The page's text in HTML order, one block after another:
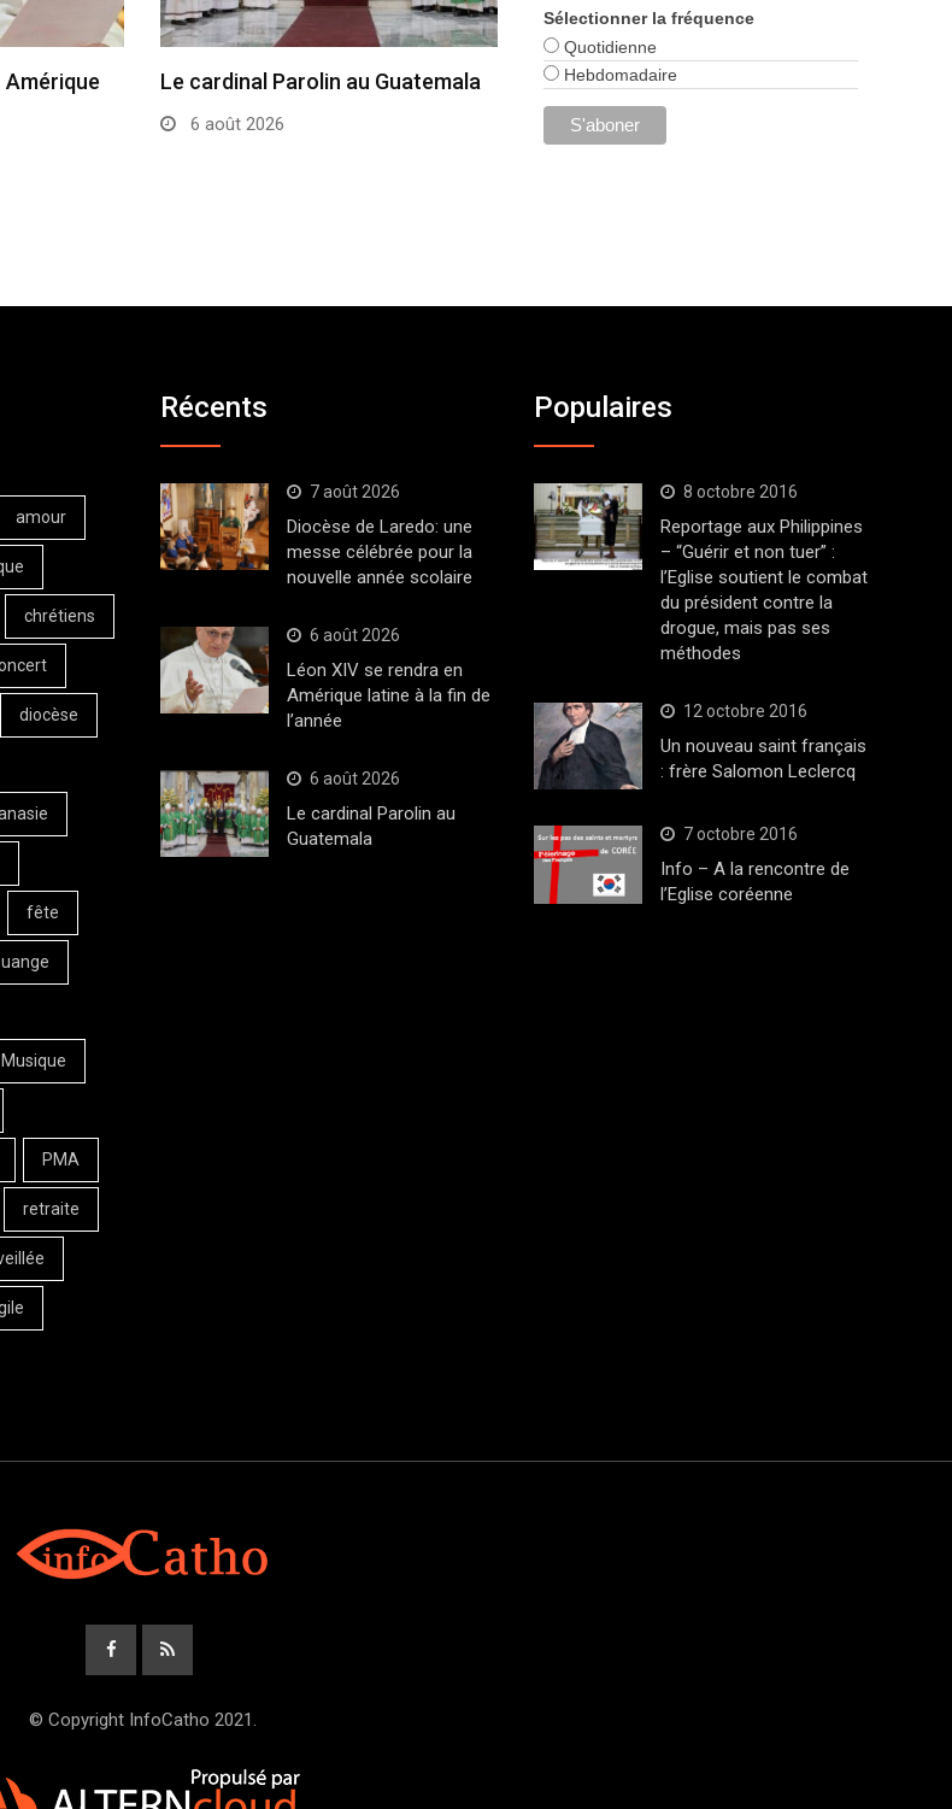
Amérique
Le cardinal Parolin au Guatemala
6 août 2026
Sélectionner la fréquence
Quotidienne
Hebdomadaire
amour
chrétiens
diocèse
fête
Musique
PMA
retraite
Récents
7 août 2026
Diocèse de Laredo: une
messe célébrée pour la
nouvelle année scolaire
6 août 2026
Léon XIV se rendra en
Amérique latine à la fin de
l’année
6 août 2026
Le cardinal Parolin au
Guatemala
Populaires
8 octobre 2016
Reportage aux Philippines
– “Guérir et non tuer” :
l’Eglise soutient le combat
du président contre la
drogue, mais pas ses
méthodes
12 octobre 2016
Un nouveau saint français
: frère Salomon Leclercq
7 octobre 2016
Info – A la rencontre de
l’Eglise coréenne
© Copyright InfoCatho 2021.